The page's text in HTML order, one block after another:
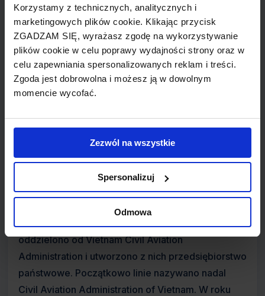
Korzystamy z technicznych, analitycznych i
marketingowych plików cookie. Klikając przycisk
ZGADZAM SIĘ, wyrażasz zgodę na wykorzystywanie
plików cookie w celu poprawy wydajności strony oraz w
celu zapewniania spersonalizowanych reklam i treści.
Zgoda jest dobrowolna i możesz ją w dowolnym
momencie wycofać.
Zezwól na wszystkie
Spersonalizuj
Odmowa
Początki linii lotniczych wiążą się z 1956 rokiem,
kiedy to rząd Północnowietnamski upaństwowił
lotnisko Gia Lam Airport tworząc przy okazji
Vietnam Civil Aviation. Linie były wtedy częścią sił
zbrojnych, przeznaczoną dla potrzeb cywilnych.
zakazujące liniom wynajmowania lub kupowania
amerykańskiej technologii i części. Okres 1954 -
1975 to czas Wojny wietnamskiej, która
uniemożliwiała rozwój linii nie był możliwy.
W roku 1993 ukończono restrukturyzację, linie
oddzielono od Vietnam Civil Aviation
Administration i utworzono z nich przedsiębiorstwo
państwowe. Początkowo linie nazywano nadal
Civil Aviation Administration of Vietnam. W roku